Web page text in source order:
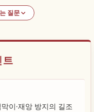
질문
트
이·재앙 방지의 길조